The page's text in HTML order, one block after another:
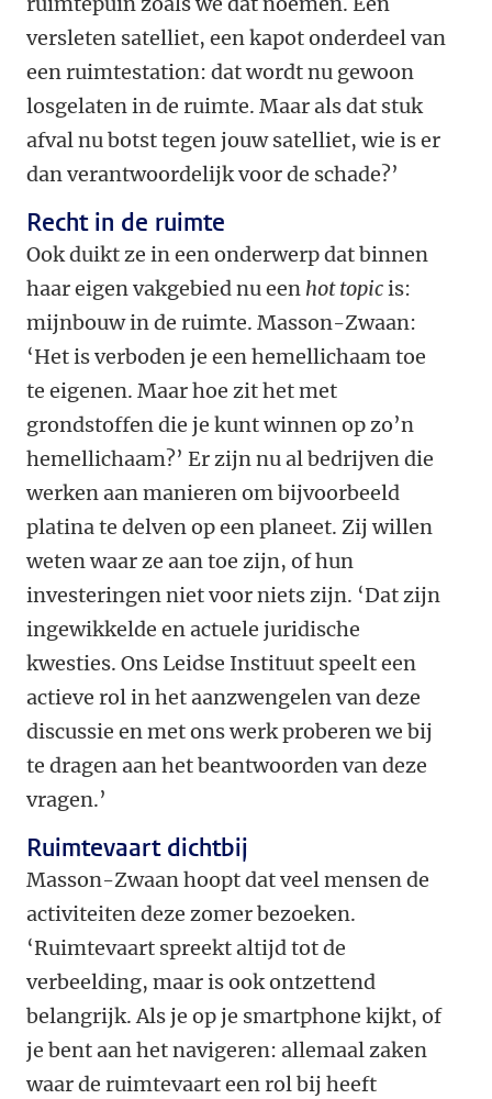
versleten satelliet, een kapot onderdeel van
een ruimtestation: dat wordt nu gewoon
losgelaten in de ruimte. Maar als dat stuk
afval nu botst tegen jouw satelliet, wie is er
dan verantwoordelijk voor de schade?’
Recht in de ruimte
Ook duikt ze in een onderwerp dat binnen
haar eigen vakgebied nu een hot topicis:
mijnbouw in de ruimte. Masson-Zwaan:
‘Het is verboden je een hemellichaam toe
te eigenen. Maar hoe zit het met
grondstoffen die je kunt winnen op zo’n
hemellichaam?’ Er zijn nu al bedrijven die
werken aan manieren om bijvoorbeeld
platina te delven op een planeet. Zij willen
weten waar ze aan toe zijn, of hun
investeringen niet voor niets zijn. ‘Dat zijn
ingewikkelde en actuele juridische
kwesties. Ons Leidse Instituut speelt een
actieve rol in het aanzwengelen van deze
discussie en met ons werk proberen we bij
te dragen aan het beantwoorden van deze
vragen.’
Ruimtevaart dichtbij
Masson-Zwaan hoopt dat veel mensen de
activiteiten deze zomer bezoeken.
‘Ruimtevaart spreekt altijd tot de
verbeelding, maar is ook ontzettend
belangrijk. Als je op je smartphone kijkt, of
je bent aan het navigeren: allemaal zaken
waar de ruimtevaart een rol bij heeft